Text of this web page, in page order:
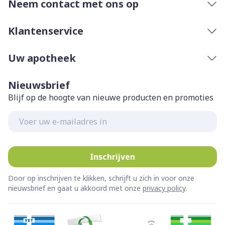
terugkeert
innemen van Fluconazole Teva en roep
klachten opmerkt die verband houden met deze
beschreven. Neem contact op met uw arts als de
schimmelinfectie niet beter wordt, omdat mogelijk
Neem contact met ons op
Klantenservice
Uw apotheek
Nieuwsbrief
Blijf op de hoogte van nieuwe producten en promoties
Inschrijven
Door op inschrijven te klikken, schrijft u zich in voor onze
nieuwsbrief en gaat u akkoord met onze privacy policy.